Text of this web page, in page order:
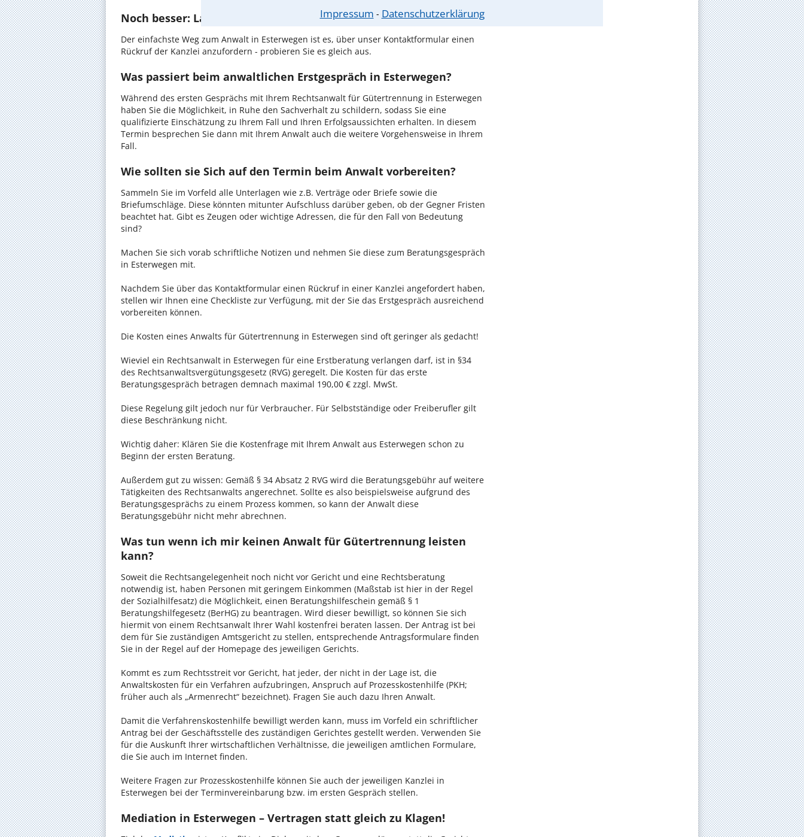
Impressum ⁃ Datenschutzerklärung
Noch besser: Lassen Sie sich zurückrufen
Der einfachste Weg zum Anwalt in Esterwegen ist es, über unser Kontaktformular einen
Rückruf der Kanzlei anzufordern - probieren Sie es gleich aus.
Was passiert beim anwaltlichen Erstgespräch in Esterwegen?
Während des ersten Gesprächs mit Ihrem Rechtsanwalt für Gütertrennung in Esterwegen
haben Sie die Möglichkeit, in Ruhe den Sachverhalt zu schildern, sodass Sie eine
qualifizierte Einschätzung zu Ihrem Fall und Ihren Erfolgsaussichten erhalten. In diesem
Termin besprechen Sie dann mit Ihrem Anwalt auch die weitere Vorgehensweise in Ihrem
Fall.
Wie sollten sie Sich auf den Termin beim Anwalt vorbereiten?
Sammeln Sie im Vorfeld alle Unterlagen wie z.B. Verträge oder Briefe sowie die
Briefumschläge. Diese könnten mitunter Aufschluss darüber geben, ob der Gegner Fristen
beachtet hat. Gibt es Zeugen oder wichtige Adressen, die für den Fall von Bedeutung
sind?
Machen Sie sich vorab schriftliche Notizen und nehmen Sie diese zum Beratungsgespräch
in Esterwegen mit.
Nachdem Sie über das Kontaktformular einen Rückruf in einer Kanzlei angefordert haben,
stellen wir Ihnen eine Checkliste zur Verfügung, mit der Sie das Erstgespräch ausreichend
vorbereiten können.
Die Kosten eines Anwalts für Gütertrennung in Esterwegen sind oft geringer als gedacht!
Wieviel ein Rechtsanwalt in Esterwegen für eine Erstberatung verlangen darf, ist in §34
des Rechtsanwaltsvergütungsgesetz (RVG) geregelt. Die Kosten für das erste
Beratungsgespräch betragen demnach maximal 190,00 € zzgl. MwSt.
Diese Regelung gilt jedoch nur für Verbraucher. Für Selbstständige oder Freiberufler gilt
diese Beschränkung nicht.
Wichtig daher: Klären Sie die Kostenfrage mit Ihrem Anwalt aus Esterwegen schon zu
Beginn der ersten Beratung.
Außerdem gut zu wissen: Gemäß § 34 Absatz 2 RVG wird die Beratungsgebühr auf weitere
Tätigkeiten des Rechtsanwalts angerechnet. Sollte es also beispielsweise aufgrund des
Beratungsgesprächs zu einem Prozess kommen, so kann der Anwalt diese
Beratungsgebühr nicht mehr abrechnen.
Was tun wenn ich mir keinen Anwalt für Gütertrennung leisten
kann?
Soweit die Rechtsangelegenheit noch nicht vor Gericht und eine Rechtsberatung
notwendig ist, haben Personen mit geringem Einkommen (Maßstab ist hier in der Regel
der Sozialhilfesatz) die Möglichkeit, einen Beratungshilfeschein gemäß § 1
Beratungshilfegesetz (BerHG) zu beantragen. Wird dieser bewilligt, so können Sie sich
hiermit von einem Rechtsanwalt Ihrer Wahl kostenfrei beraten lassen. Der Antrag ist bei
dem für Sie zuständigen Amtsgericht zu stellen, entsprechende Antragsformulare finden
Sie in der Regel auf der Homepage des jeweiligen Gerichts.
Kommt es zum Rechtsstreit vor Gericht, hat jeder, der nicht in der Lage ist, die
Anwaltskosten für ein Verfahren aufzubringen, Anspruch auf Prozesskostenhilfe (PKH;
früher auch als „Armenrecht“ bezeichnet). Fragen Sie auch dazu Ihren Anwalt.
Damit die Verfahrenskostenhilfe bewilligt werden kann, muss im Vorfeld ein schriftlicher
Antrag bei der Geschäftsstelle des zuständigen Gerichtes gestellt werden. Verwenden Sie
für die Auskunft Ihrer wirtschaftlichen Verhältnisse, die jeweiligen amtlichen Formulare,
die Sie auch im Internet finden.
Weitere Fragen zur Prozesskostenhilfe können Sie auch der jeweiligen Kanzlei in
Esterwegen bei der Terminvereinbarung bzw. im ersten Gespräch stellen.
Mediation in Esterwegen – Vertragen statt gleich zu Klagen!